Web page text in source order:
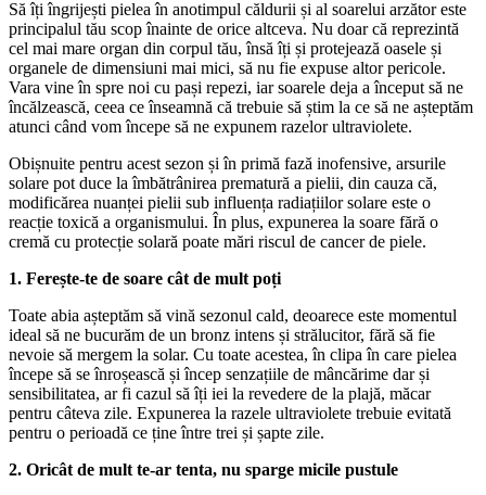
Să îți îngrijești pielea în anotimpul căldurii și al soarelui arzător este
principalul tău scop înainte de orice altceva. Nu doar că reprezintă
cel mai mare organ din corpul tău, însă îți și protejează oasele și
organele de dimensiuni mai mici, să nu fie expuse altor pericole.
Vara vine în spre noi cu pași repezi, iar soarele deja a început să ne
încălzească, ceea ce înseamnă că trebuie să știm la ce să ne așteptăm
atunci când vom începe să ne expunem razelor ultraviolete.
Obișnuite pentru acest sezon și în primă fază inofensive, arsurile
solare pot duce la îmbătrânirea prematură a pielii, din cauza că,
modificărea nuanței pielii sub influența radiațiilor solare este o
reacție toxică a organismului. În plus, expunerea la soare fără o
cremă cu protecție solară poate mări riscul de cancer de piele.
1. Ferește-te de soare cât de mult poți
Toate abia așteptăm să vină sezonul cald, deoarece este momentul
ideal să ne bucurăm de un bronz intens și strălucitor, fără să fie
nevoie să mergem la solar. Cu toate acestea, în clipa în care pielea
începe să se înroșească și încep senzațiile de mâncărime dar și
sensibilitatea, ar fi cazul să îți iei la revedere de la plajă, măcar
pentru câteva zile. Expunerea la razele ultraviolete trebuie evitată
pentru o perioadă ce ține între trei și șapte zile.
2. Oricât de mult te-ar tenta, nu sparge micile pustule